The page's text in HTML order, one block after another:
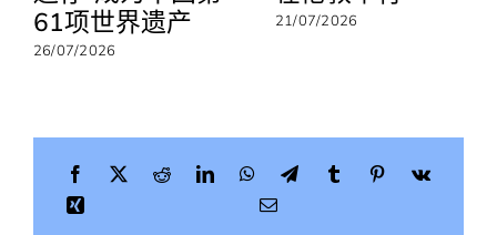
行
工
61项世界遗产
26/07/2026
21/07/2026